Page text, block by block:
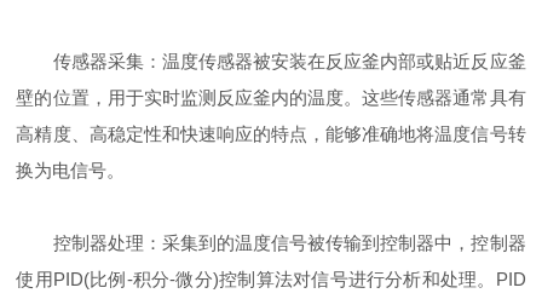
传感器采集：温度传感器被安装在反应釜内部或贴近反应釜
壁的位置，用于实时监测反应釜内的温度。这些传感器通常具有
高精度、高稳定性和快速响应的特点，能够准确地将温度信号转
换为电信号。
控制器处理：采集到的温度信号被传输到控制器中，控制器
使用PID(比例-积分-微分)控制算法对信号进行分析和处理。PID